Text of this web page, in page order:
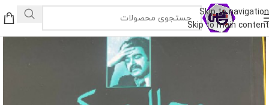
Skip to navigation
Skip to main content